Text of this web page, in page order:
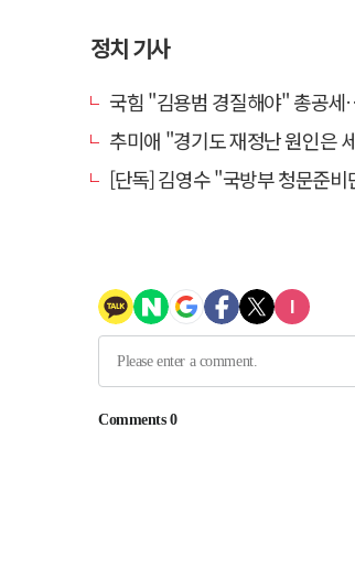
정치 기사
국힘 "김용범 경질해야" 총공세…민
추미애 "경기도 재정난 원인은
[단독] 김영수 "국방부 청문준비